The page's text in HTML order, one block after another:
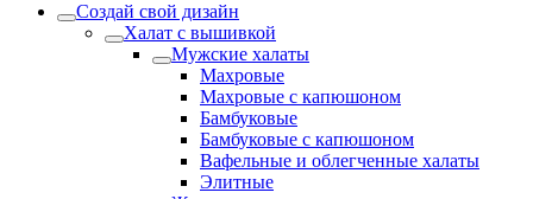
Создай свой дизайн
Халат с вышивкой
Мужские халаты
Махровые
Махровые с капюшоном
Бамбуковые
Бамбуковые с капюшоном
Вафельные и облегченные халаты
Элитные